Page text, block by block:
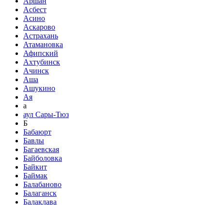
Асбест
Асино
Аскарово
Астрахань
Атамановка
Афипский
Ахтубинск
Ачинск
Аша
Ашукино
Ая
а
аул Сары-Тюз
Б
Бабаюрт
Бавлы
Багаевская
Байболовка
Байкит
Баймак
Балабаново
Балаганск
Балаклава